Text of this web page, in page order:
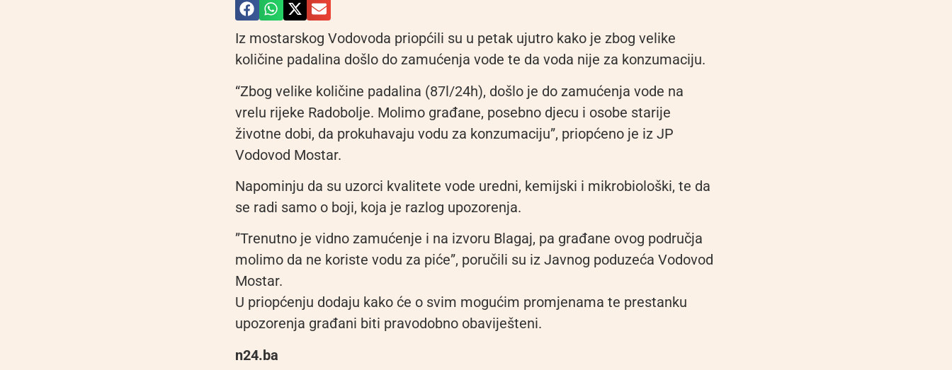
Iz mostarskog Vodovoda priopćili su u petak ujutro kako je zbog velike
količine padalina došlo do zamućenja vode te da voda nije za konzumaciju.
“Zbog velike količine padalina (87l/24h), došlo je do zamućenja vode na
vrelu rijeke Radobolje. Molimo građane, posebno djecu i osobe starije
životne dobi, da prokuhavaju vodu za konzumaciju”, priopćeno je iz JP
Vodovod Mostar.
Napominju da su uzorci kvalitete vode uredni, kemijski i mikrobiološki, te da
se radi samo o boji, koja je razlog upozorenja.
”Trenutno je vidno zamućenje i na izvoru Blagaj, pa građane ovog područja
molimo da ne koriste vodu za piće”, poručili su iz Javnog poduzeća Vodovod
Mostar.
U priopćenju dodaju kako će o svim mogućim promjenama te prestanku
upozorenja građani biti pravodobno obaviješteni.
n24.ba